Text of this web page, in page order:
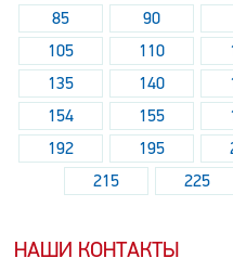
85
90
105
110
135
140
154
155
192
195
215
225
НАШИ КОНТАКТЫ